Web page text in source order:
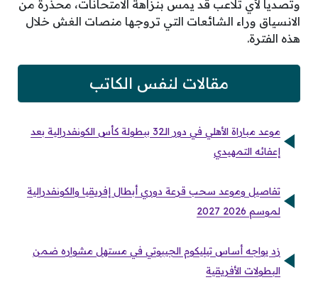
وتصدياً لأي تلاعب قد يمس بنزاهة الامتحانات، محذرة من
الانسياق وراء الشائعات التي تروجها منصات الغش خلال
هذه الفترة.
مقالات لنفس الكاتب
موعد مباراة الأهلي في دور الـ32 ببطولة كأس الكونفدرالية بعد
إعفائه التمهيدي
تفاصيل وموعد سحب قرعة دوري أبطال إفريقيا والكونفدرالية
لموسم 2026 2027
زد يواجه أساس تيليكوم الجيبوتي في مستهل مشواره ضمن
البطولات الأفريقية